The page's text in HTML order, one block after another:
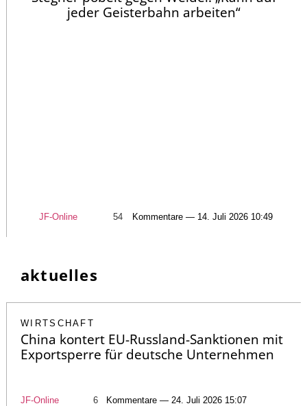
jeder Geisterbahn arbeiten“
JF-Online 54 Kommentare — 14. Juli 2026 10:49
aktuelles
WIRTSCHAFT
China kontert EU-Russland-Sanktionen mit
Exportsperre für deutsche Unternehmen
JF-Online 6 Kommentare — 24. Juli 2026 15:07